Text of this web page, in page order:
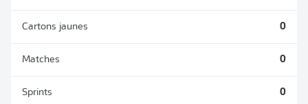
Cartons jaunes 0
Matches 0
Sprints 0